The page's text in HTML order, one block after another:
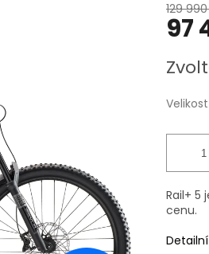
129
97
cena:
Velikost
Rail+ 5
cenu.